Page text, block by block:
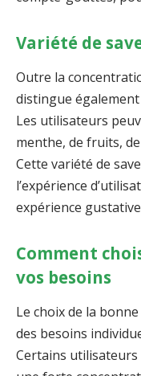
Variété de
Outre la
distingue
Les utilisateurs
menthe, de fruits,
Cette variété de
l’expérience
expérience
Comment
vos besoins
Le choix de la bonne
des besoins
Certains